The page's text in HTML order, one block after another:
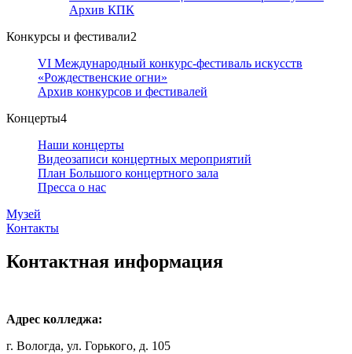
Архив КПК
Конкурсы и фестивали2
VI Международный конкурс-фестиваль искусств
«Рождественские огни»
Архив конкурсов и фестивалей
Концерты4
Наши концерты
Видеозаписи концертных мероприятий
План Большого концертного зала
Пресса о нас
Музей
Контакты
Контактная информация
Адрес колледжа:
г. Вологда, ул. Горького, д. 105